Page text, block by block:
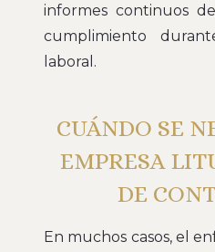
informes continuos
cumplimiento
laboral.
CUÁNDO SE
EMPRESA
DE
En muchos casos, el